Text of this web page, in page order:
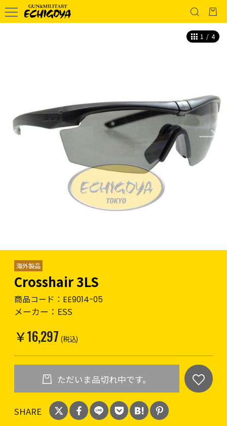
1 / 4
海外製品
Crosshair 3LS
商品コード： EE9014-05
メーカー： ESS
￥16,297 (税込)
ただいま品切れ中です。
SHARE